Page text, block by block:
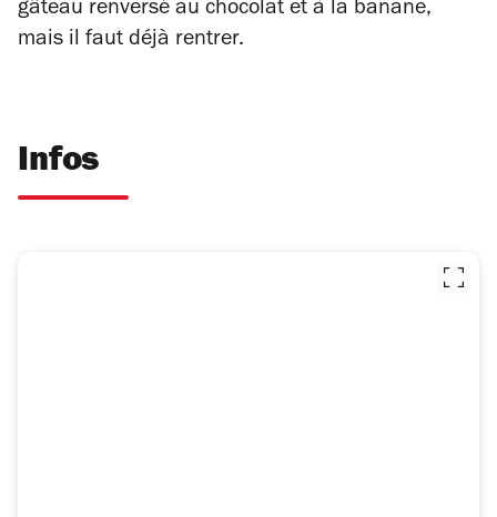
gâteau renversé au chocolat et à la banane,
mais il faut déjà rentrer.
Infos